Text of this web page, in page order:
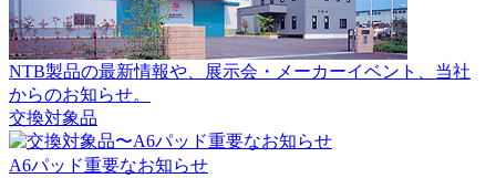
NTB製品の最新情報や、展示会・メーカーイベント、当社
からのお知らせ。
交換対象品
A6パッド重要なお知らせ